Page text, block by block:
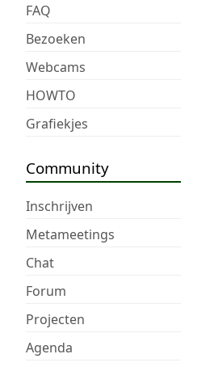
FAQ
Bezoeken
Webcams
HOWTO
Grafiekjes
Community
Inschrijven
Metameetings
Chat
Forum
Projecten
Agenda